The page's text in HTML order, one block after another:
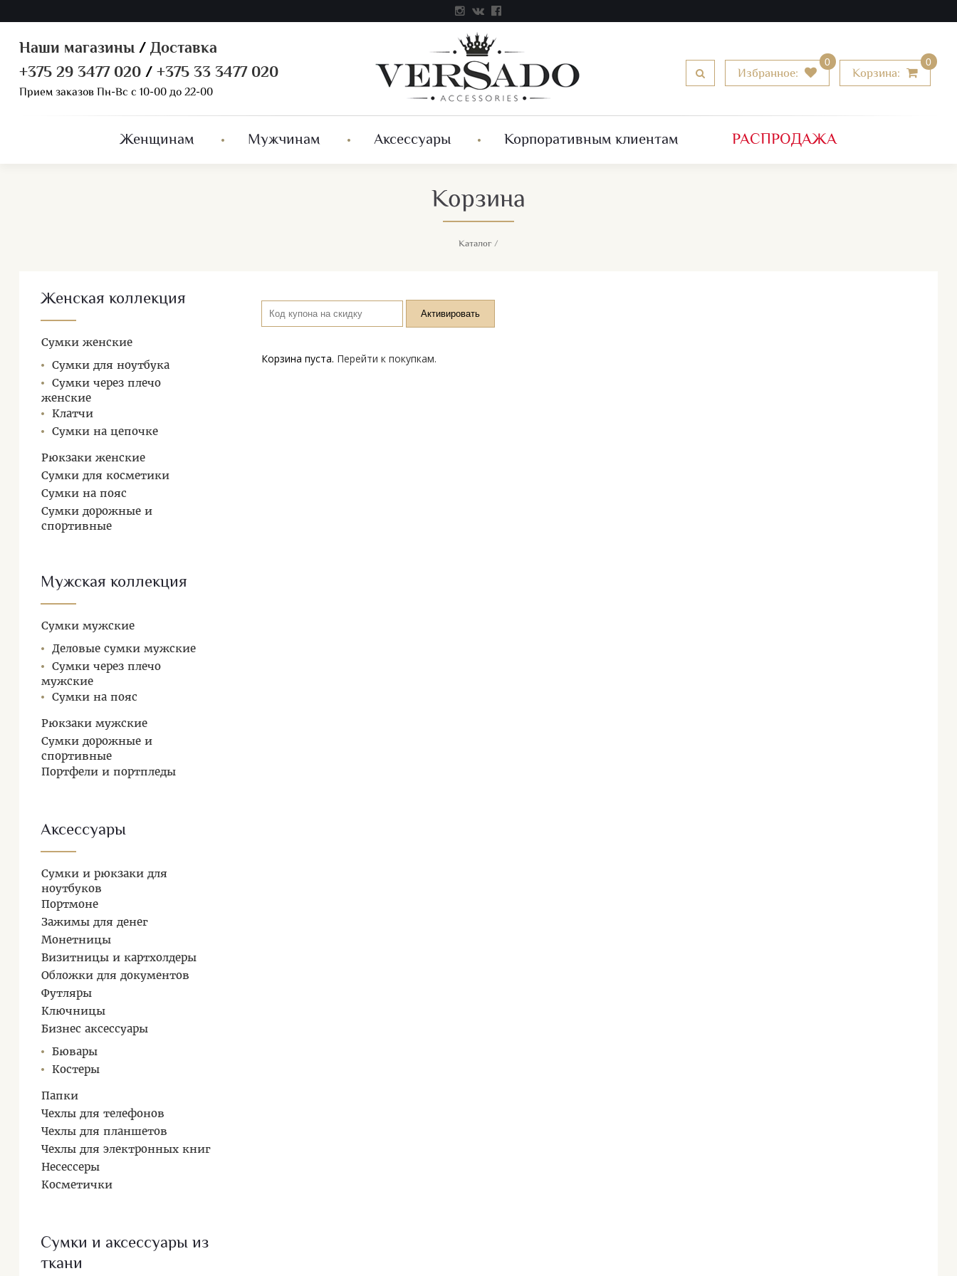
Наши магазины/Доставка
+375 29 3477 020/+375 33 3477 020
Прием заказов Пн-Вс с 10-00 до 22-00
Избранное:
0
Корзина:
0
Женщинам Мужчинам Аксессуары Корпоративным клиентам РАСПРОДАЖА
Корзина
Каталог/
Женская коллекция
Сумки женские
Сумки для ноутбука
Сумки через плечо
женские
Клатчи
Сумки на цепочке
Рюкзаки женские
Сумки для косметики
Сумки на пояс
Сумки дорожные и
спортивные
Мужская коллекция
Сумки мужские
Деловые сумки мужские
Сумки через плечо
мужские
Сумки на пояс
Рюкзаки мужские
Сумки дорожные и
спортивные
Портфели и портпледы
Аксессуары
Сумки и рюкзаки для
ноутбуков
Портмоне
Зажимы для денег
Монетницы
Визитницы и картхолдеры
Обложки для документов
Футляры
Ключницы
Бизнес аксессуары
Бювары
Костеры
Папки
Чехлы для телефонов
Чехлы для планшетов
Чехлы для электронных книг
Несессеры
Косметички
Сумки и аксессуары из
ткани
Корзина пуста. Перейти к покупкам.